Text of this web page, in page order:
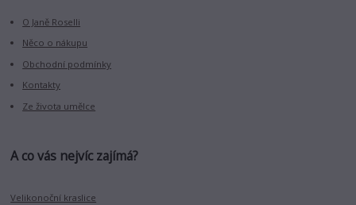
O Janě Roselli
Něco o nákupu
Obchodní podmínky
Kontakty
Ze života umělce
A co vás nejvíc zajímá?
Velikonoční kraslice